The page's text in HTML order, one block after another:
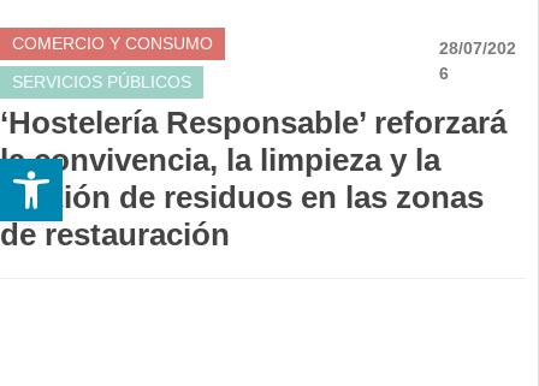
Abrir barra de herramientas
COMERCIO Y CONSUMO
SERVICIOS PÚBLICOS
28/07/202
6
‘Hostelería Responsable’ reforzará
la convivencia, la limpieza y la
gestión de residuos en las zonas
de restauración